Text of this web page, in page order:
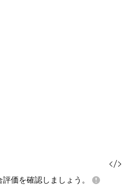
価を確認しましょう。